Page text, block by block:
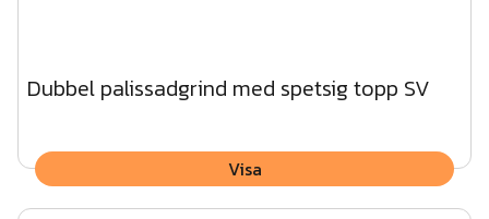
Dubbel palissadgrind med spetsig topp SV
Visa